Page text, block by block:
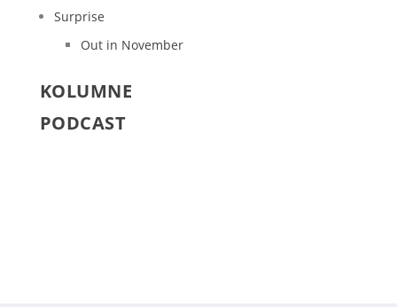
Surprise
Out in November
KOLUMNE
PODCAST